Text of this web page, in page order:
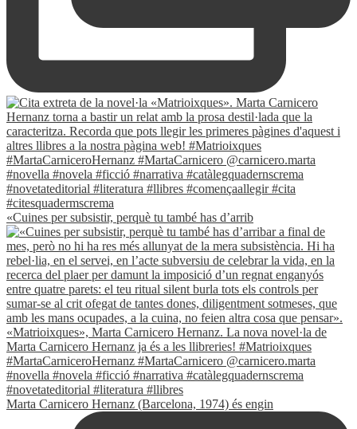
«Cuines per subsistir, perquè tu també has d’arrib
Marta Carnicero Hernanz (Barcelona, 1974) és engin